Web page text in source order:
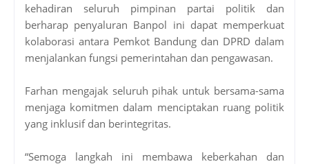
kehadiran seluruh pimpinan partai politik dan
berharap penyaluran Banpol ini dapat memperkuat
kolaborasi antara Pemkot Bandung dan DPRD dalam
menjalankan fungsi pemerintahan dan pengawasan.
Farhan mengajak seluruh pihak untuk bersama-sama
menjaga komitmen dalam menciptakan ruang politik
yang inklusif dan berintegritas.
“Semoga langkah ini membawa keberkahan dan